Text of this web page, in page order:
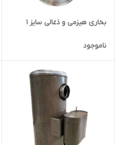
بخاری هیزمی و ذغالی سایز ۱
ناموجود